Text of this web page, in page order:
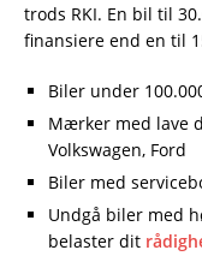
trods RKI. En bil til
finansiere end en til
Biler under
Mærker med lave
Volkswagen, Ford
Biler med
Undgå biler med
belaster dit